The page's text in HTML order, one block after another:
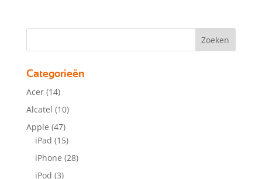
Categorieën
Acer (14)
Alcatel (10)
Apple (47)
iPad (15)
iPhone (28)
iPod (3)